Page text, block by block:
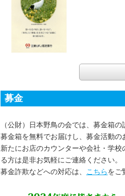
募金
（公財）日本野鳥の会では、募金箱
募金箱を無料でお届けし、募金活動の
新たにお店のカウンターや会社・学
る方は是非お気軽にご連絡ください。
募金詐欺などへの対応は、 こちら をご